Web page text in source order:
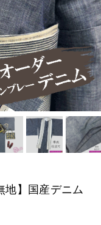
地】国産デニム